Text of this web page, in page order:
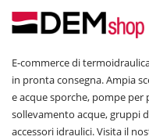
E-commerce di
in pronta consegna. Ampia
e acque sporche, pompe per
sollevamento acque, gruppi
accessori idraulici. Visita il